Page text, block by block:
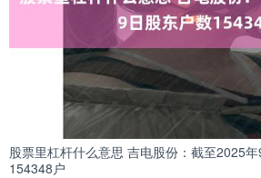
股票里杠杆什么意思 吉电股份：截至2025
154348户